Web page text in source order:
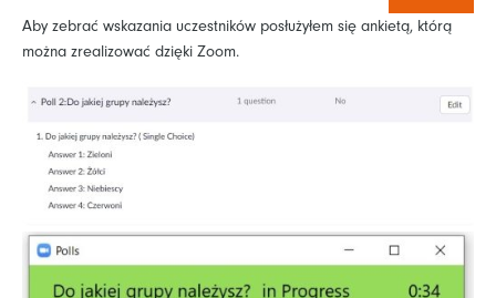
Aby zebrać wskazania uczestników posłużyłem się ankietą, którą
można zrealizować dzięki Zoom.